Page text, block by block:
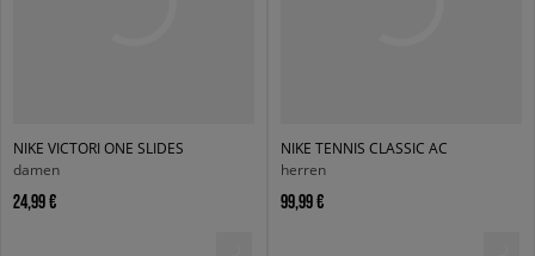
NIKE VICTORI ONE SLIDES
damen
24,99 €
NIKE TENNIS CLASSIC AC
herren
99,99 €